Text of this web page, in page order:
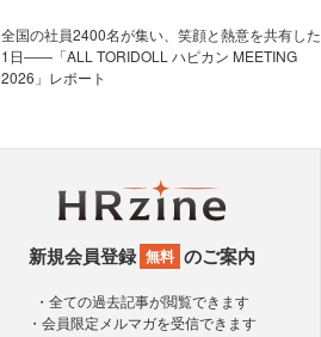
全国の社員2400名が集い、笑顔と熱意を共有した
1日――「ALL TORIDOLL ハピカン MEETING
2026」レポート
新規会員登録 無料 のご案内
・全ての過去記事が閲覧できます
・会員限定メルマガを受信できます